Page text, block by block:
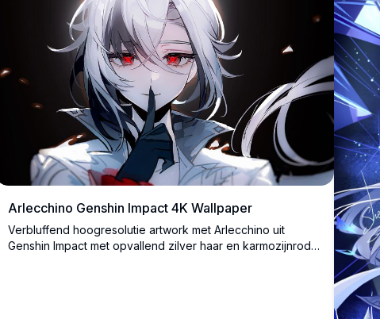
Arlecchino Genshin Impact 4K Wallpaper
Verbluffend hoogresolutie artwork met Arlecchino uit
Genshin Impact met opvallend zilver haar en karmozijnrode